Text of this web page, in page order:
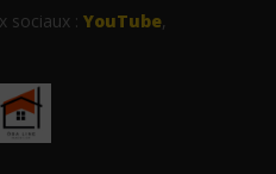
sociaux : YouTube,